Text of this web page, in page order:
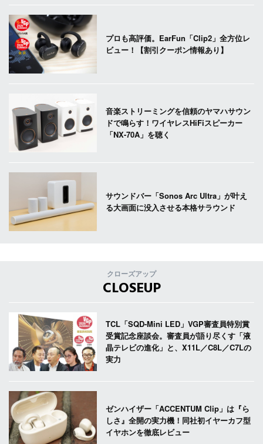
プロも高評価。EarFun「Clip2」全方位レ
ビュー！【割引クーポン情報あり】
音楽ストリーミングを信頼のヤマハサウン
ドで鳴らす！ワイヤレスHiFiスピーカー
「NX-70A」を聴く
サウンドバー「Sonos Arc Ultra」が叶え
る大画面に没入させる本格サラウンド
クローズアップ
CLOSEUP
TCL「SQD-Mini LED」VGP審査員特別賞
受賞記念座談会。審査員が語り尽くす「液
晶テレビの進化」と、X11L／C8L／C7Lの
実力
ゼンハイザー「ACCENTUM Clip」は『ら
しさ』全開の実力機！同社初イヤーカフ型
イヤホンを徹底レビュー